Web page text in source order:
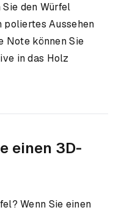
den Würfel
poliertes Aussehen
Note können Sie
in das Holz
einen 3D-
Wenn Sie einen